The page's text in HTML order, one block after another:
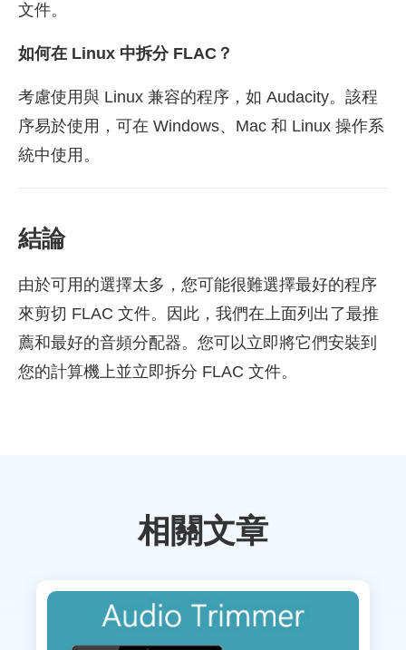
文件。
如何在 Linux 中拆分 FLAC？
考慮使用與 Linux 兼容的程序，如 Audacity。該程
序易於使用，可在 Windows、Mac 和 Linux 操作系
統中使用。
結論
由於可用的選擇太多，您可能很難選擇最好的程序
來剪切 FLAC 文件。因此，我們在上面列出了最推
薦和最好的音頻分配器。您可以立即將它們安裝到
您的計算機上並立即拆分 FLAC 文件。
相關文章